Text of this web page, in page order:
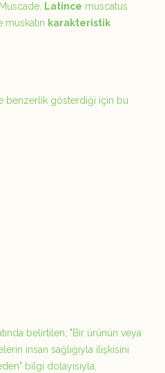
Muscade, Latince muscatus
karakteristik
benzerlik gösterdiği için bu
belirtilen; "Bir ürünün veya
insan sağlığıyla ilişkisini
bilgi dolayısıyla,